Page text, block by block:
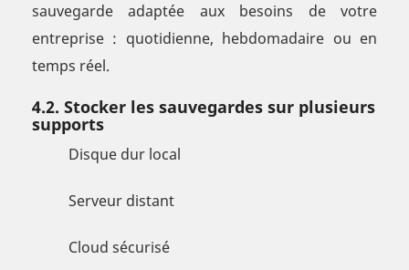
sauvegarde adaptée aux besoins de votre
entreprise : quotidienne, hebdomadaire ou en
temps réel.
4.2. Stocker les sauvegardes sur plusieurs
supports
Disque dur local
Serveur distant
Cloud sécurisé